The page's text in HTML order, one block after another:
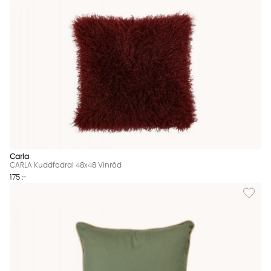
Carla
CARLA Kuddfodral 48x48 Vinröd
175 :-
Lägg